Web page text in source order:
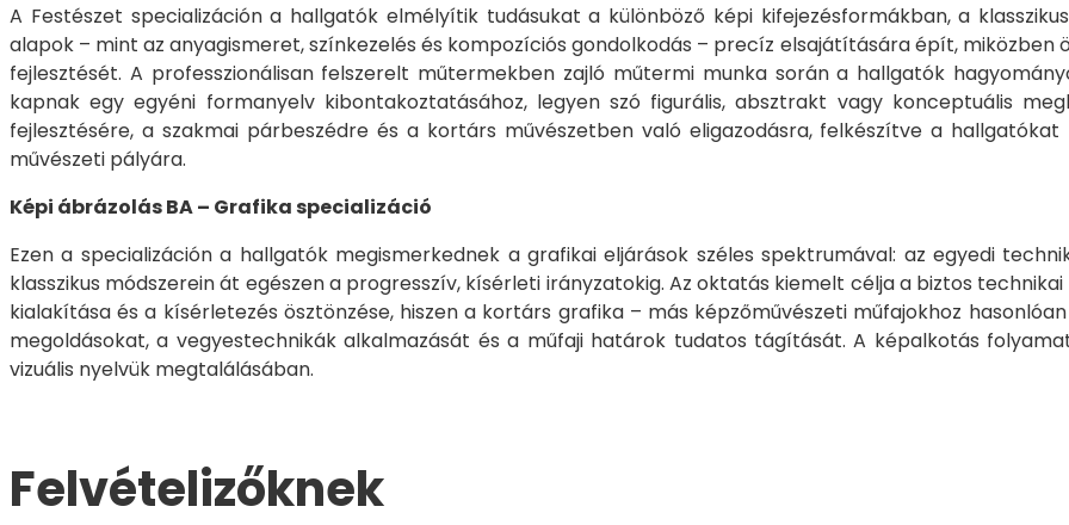
A Festészet specializáción a hallgatók elmélyítik tudásukat a különböző képi kifejezésformákban, a
alapok – mint az anyagismeret, színkezelés és kompozíciós gondolkodás – precíz elsajátítására épít,
fejlesztését. A professzionálisan felszerelt műtermekben zajló műtermi munka során a hallgatók
kapnak egy egyéni formanyelv kibontakoztatásához, legyen szó figurális, absztrakt vagy konceptuális
fejlesztésére, a szakmai párbeszédre és a kortárs művészetben való eligazodásra, felkészítve a
művészeti pályára.
Képi ábrázolás BA – Grafika specializáció
Ezen a specializáción a hallgatók megismerkednek a grafikai eljárások széles spektrumával: az egyedi
klasszikus módszerein át egészen a progresszív, kísérleti irányzatokig. Az oktatás kiemelt célja a biztos
kialakítása és a kísérletezés ösztönzése, hiszen a kortárs grafika – más képzőművészeti műfajokhoz
megoldásokat, a vegyestechnikák alkalmazását és a műfaji határok tudatos tágítását. A képalkotás
vizuális nyelvük megtalálásában.
Felvételizőknek